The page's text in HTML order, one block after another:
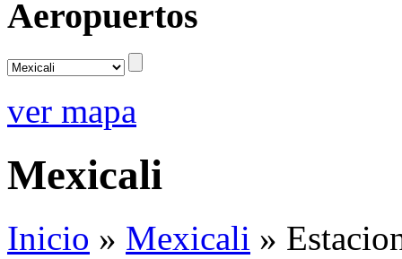
Aeropuertos
ver mapa
Mexicali
Inicio » Mexicali »